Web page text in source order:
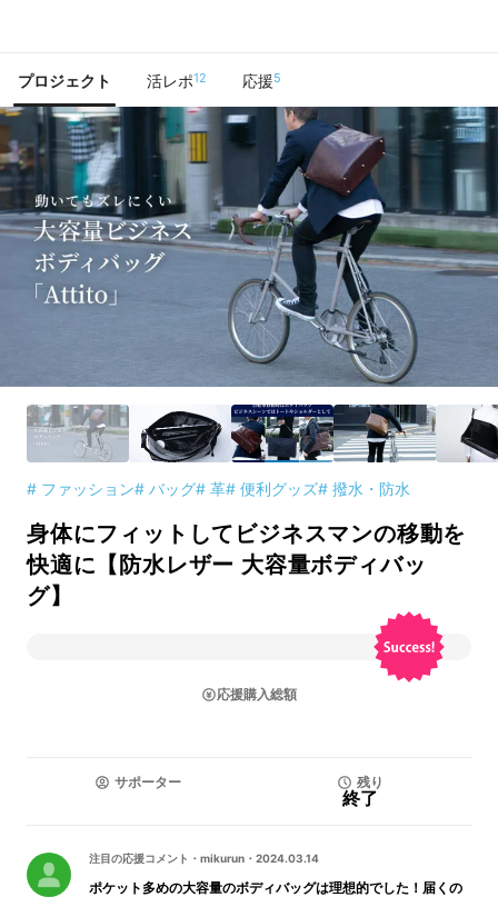
プロジェクト 活レポ12 応援5
# ファッション# バッグ# 革# 便利グッズ# 撥水・防水
身体にフィットしてビジネスマンの移動を
快適に【防水レザー 大容量ボディバッ
グ】
応援購入総額
サポーター 残り
終了
注目の応援コメント ・ mikurun ・ 2024.03.14
ポケット多めの大容量のボディバッグは理想的でした！届くの